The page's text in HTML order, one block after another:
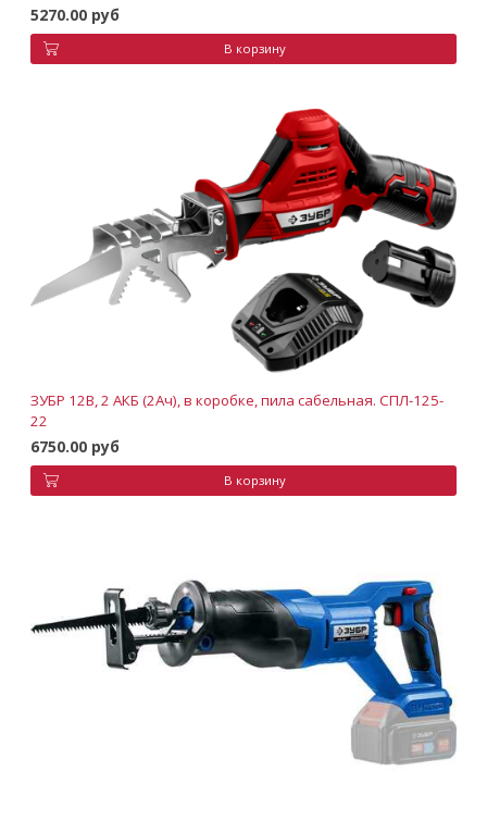
5270.00 руб
В корзину
ЗУБР 12В, 2 АКБ (2Ач), в коробке, пила сабельная. СПЛ-125-
22
6750.00 руб
В корзину